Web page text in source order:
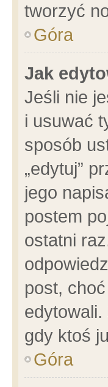
tworzyć
Góra
Jak
Jeśli nie
i usuwać
sposób
„edytuj”
jego
postem
ostatni
post,
gdy ktoś
Góra